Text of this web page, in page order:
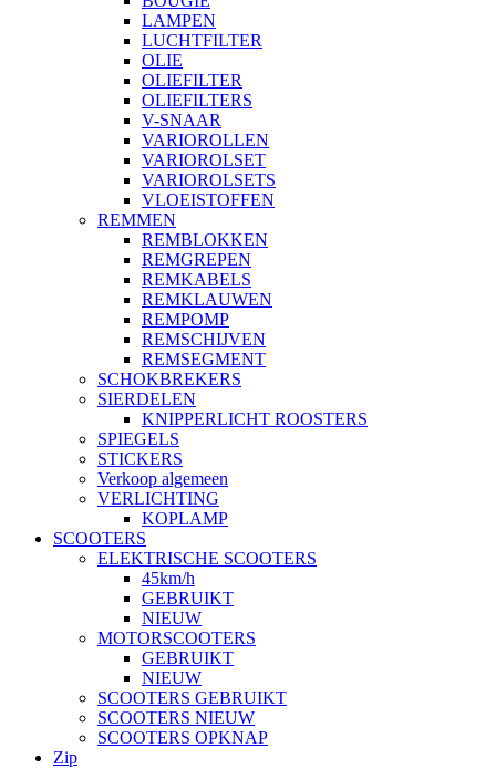
LAMPEN
LUCHTFILTER
OLIE
OLIEFILTER
OLIEFILTERS
V-SNAAR
VARIOROLLEN
VARIOROLSET
VARIOROLSETS
VLOEISTOFFEN
REMMEN
REMBLOKKEN
REMGREPEN
REMKABELS
REMKLAUWEN
REMPOMP
REMSCHIJVEN
REMSEGMENT
SCHOKBREKERS
SIERDELEN
KNIPPERLICHT ROOSTERS
SPIEGELS
STICKERS
Verkoop algemeen
VERLICHTING
KOPLAMP
SCOOTERS
ELEKTRISCHE SCOOTERS
45km/h
GEBRUIKT
NIEUW
MOTORSCOOTERS
GEBRUIKT
NIEUW
SCOOTERS GEBRUIKT
SCOOTERS NIEUW
SCOOTERS OPKNAP
Zip